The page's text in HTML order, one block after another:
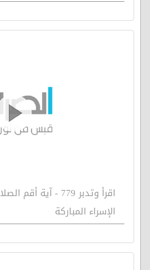
اقرأ وتدبر 779 -
الإسراء المباركة